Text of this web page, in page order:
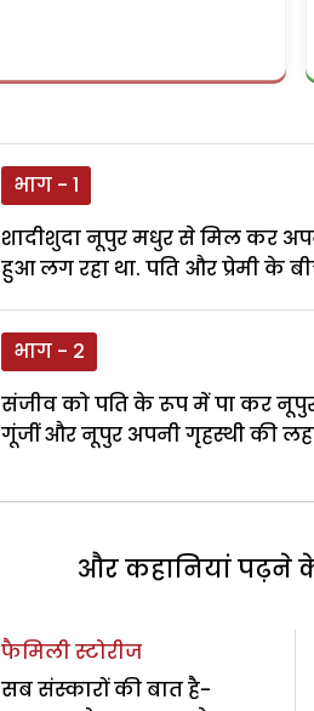
भाग - 1
शादीशुदा नूपुर मधुर से मिल कर
हुआ लग रहा था. पति और प्रेमी के
भाग - 2
संजीव को पति के रूप में पा कर
गूंजीं और नूपुर अपनी गृहस्थी की
और कहानियां पढ़ने
फैमिली स्टोरीज
सब संस्कारों की बात है-